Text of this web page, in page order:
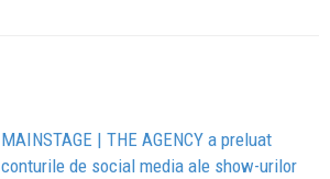
MAINSTAGE | THE AGENCY a preluat
conturile de social media ale show-urilor